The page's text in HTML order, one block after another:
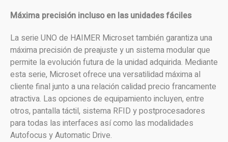
Máxima precisión incluso en las unidades fáciles
La serie UNO de HAIMER Microset también garantiza una
máxima precisión de preajuste y un sistema modular que
permite la evolución futura de la unidad adquirida. Mediante
esta serie, Microset ofrece una versatilidad máxima al
cliente final junto a una relación calidad precio francamente
atractiva. Las opciones de equipamiento incluyen, entre
otros, pantalla táctil, sistema RFID y postprocesadores
para todas las interfaces así como las modalidades
Autofocus y Automatic Drive.